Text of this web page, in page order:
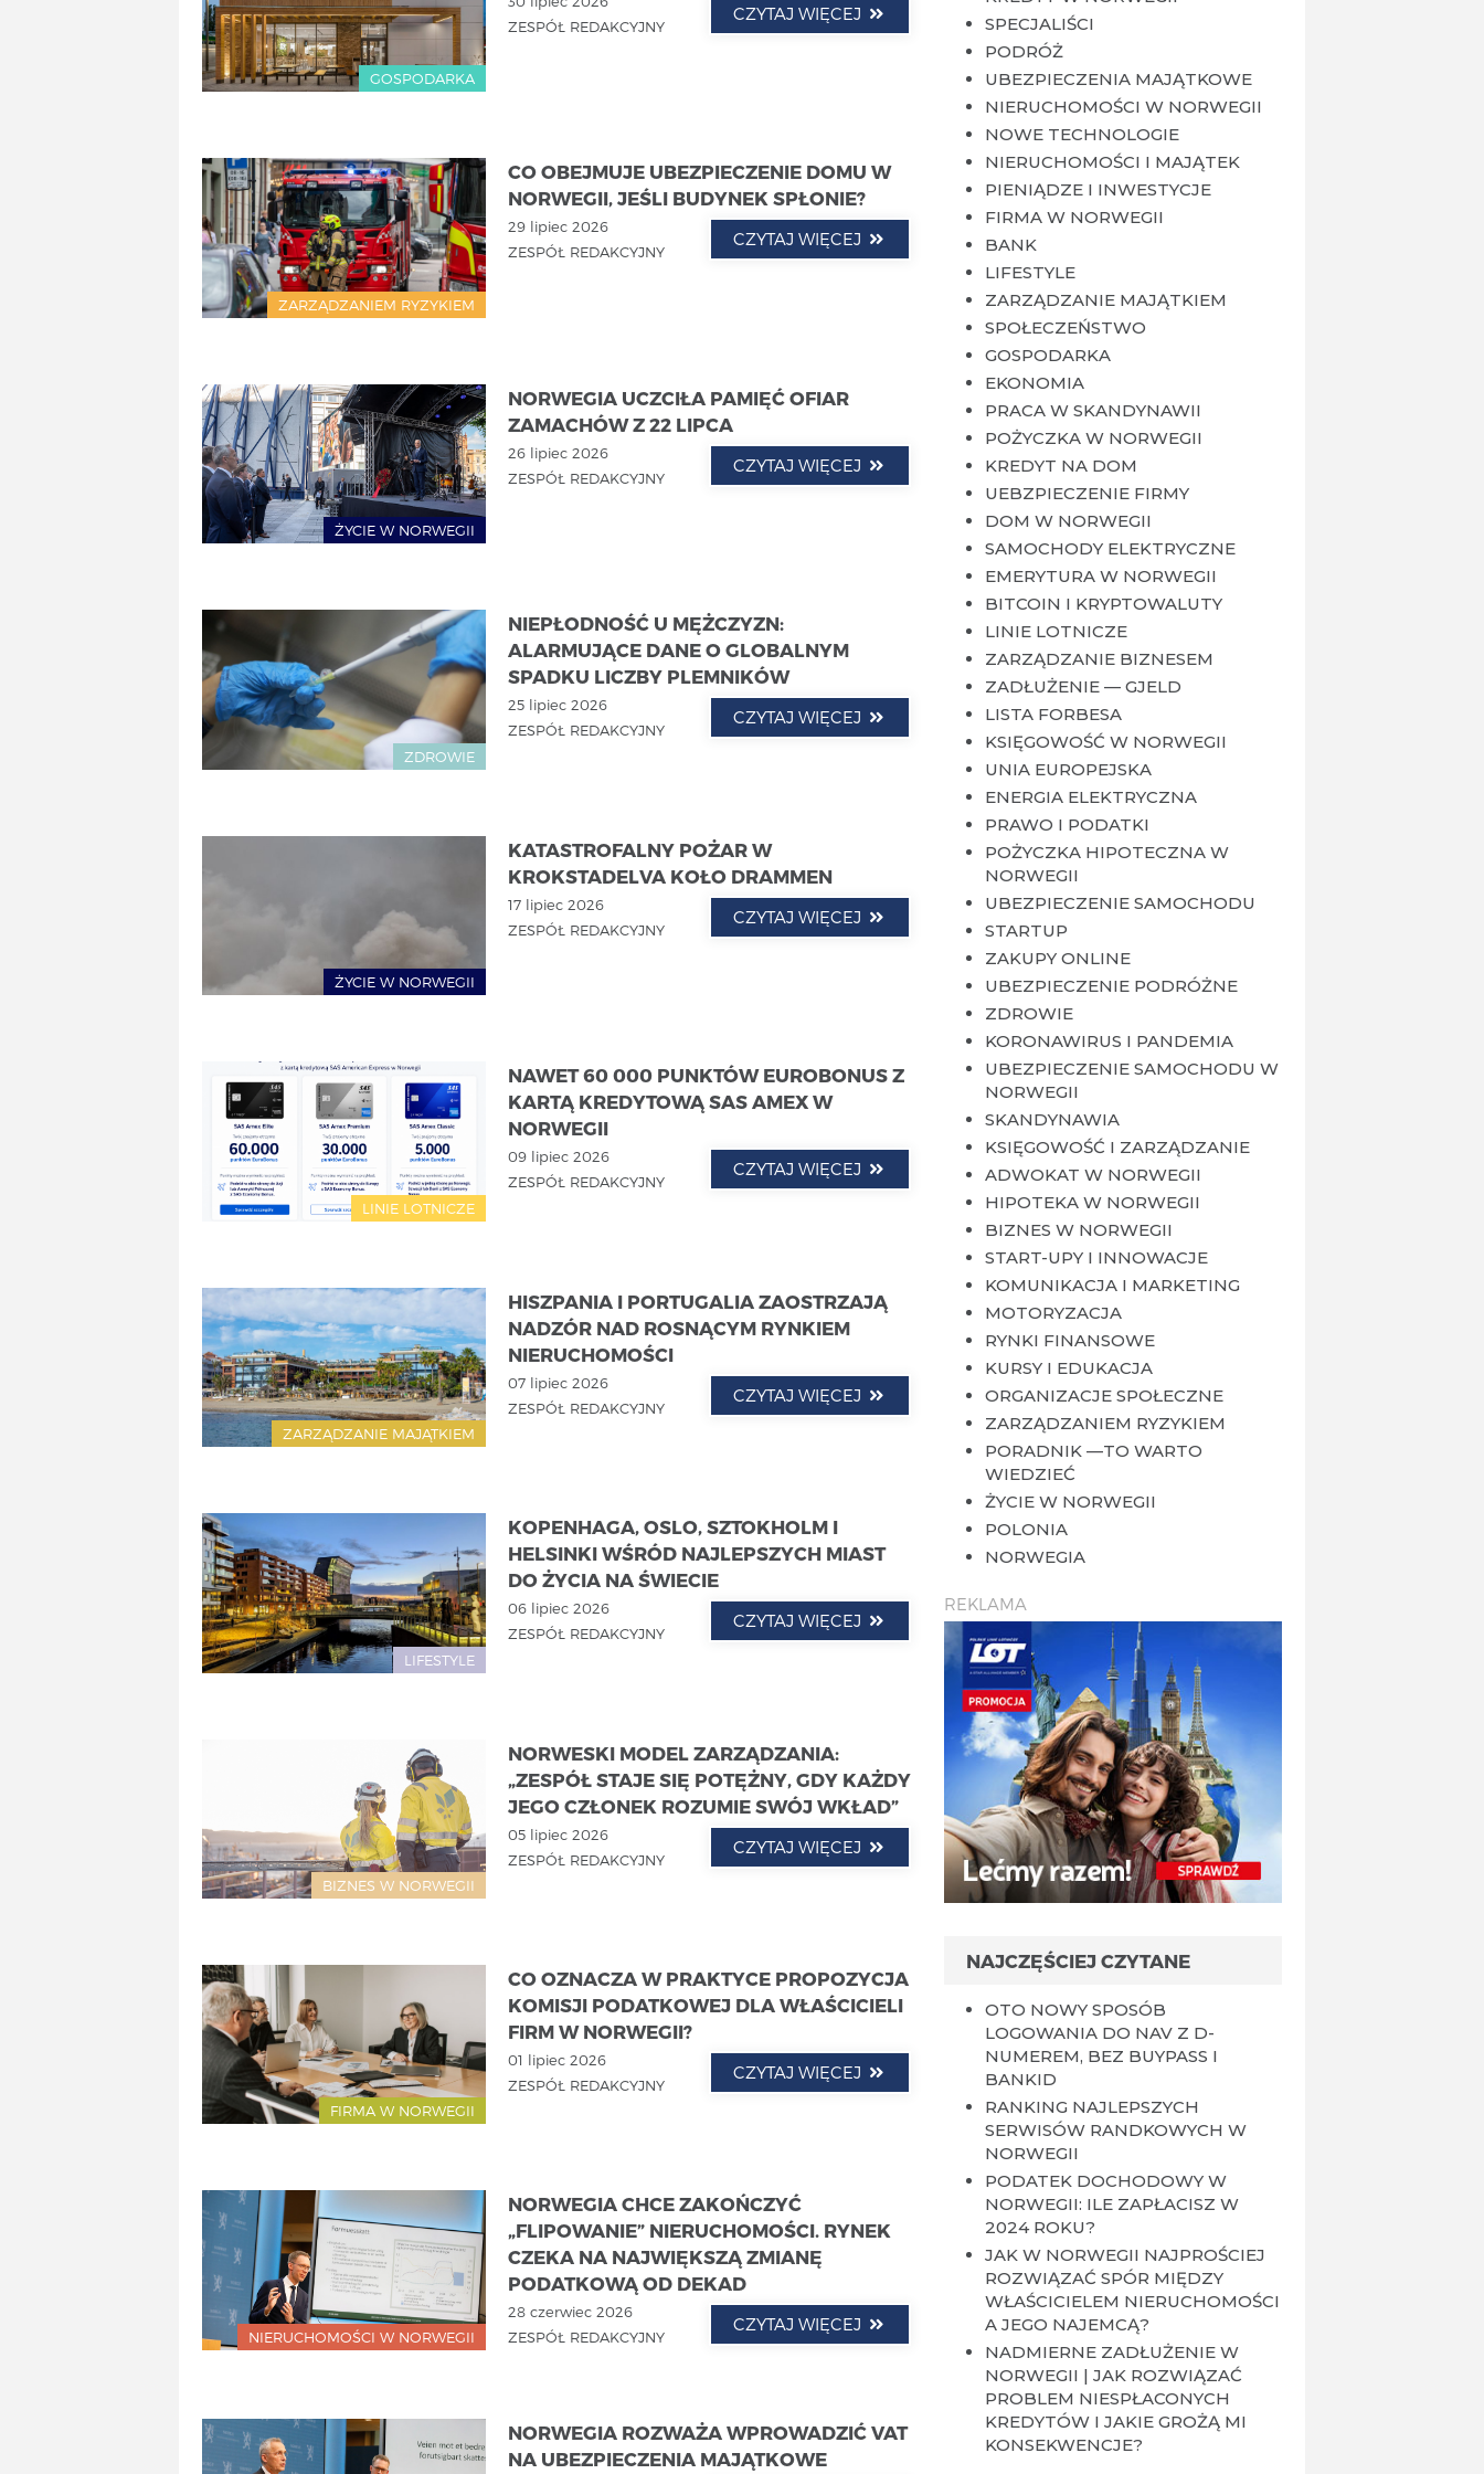
GOSPODARKA
ZESPÓŁ REDAKCYJNY
CZYTAJ WIĘCEJ
ZARZĄDZANIEM RYZYKIEM
CO OBEJMUJE UBEZPIECZENIE DOMU W
NORWEGII, JEŚLI BUDYNEK SPŁONIE?
29 lipiec 2026
ZESPÓŁ REDAKCYJNY
CZYTAJ WIĘCEJ
ŻYCIE W NORWEGII
NORWEGIA UCZCIŁA PAMIĘĆ OFIAR
ZAMACHÓW Z 22 LIPCA
26 lipiec 2026
ZESPÓŁ REDAKCYJNY
CZYTAJ WIĘCEJ
ZDROWIE
NIEPŁODNOŚĆ U MĘŻCZYZN:
ALARMUJĄCE DANE O GLOBALNYM
SPADKU LICZBY PLEMNIKÓW
25 lipiec 2026
ZESPÓŁ REDAKCYJNY
CZYTAJ WIĘCEJ
ŻYCIE W NORWEGII
KATASTROFALNY POŻAR W
KROKSTADELVA KOŁO DRAMMEN
17 lipiec 2026
ZESPÓŁ REDAKCYJNY
CZYTAJ WIĘCEJ
LINIE LOTNICZE
NAWET 60 000 PUNKTÓW EUROBONUS Z
KARTĄ KREDYTOWĄ SAS AMEX W
NORWEGII
09 lipiec 2026
ZESPÓŁ REDAKCYJNY
CZYTAJ WIĘCEJ
ZARZĄDZANIE MAJĄTKIEM
HISZPANIA I PORTUGALIA ZAOSTRZAJĄ
NADZÓR NAD ROSNĄCYM RYNKIEM
NIERUCHOMOŚCI
07 lipiec 2026
ZESPÓŁ REDAKCYJNY
CZYTAJ WIĘCEJ
LIFESTYLE
KOPENHAGA, OSLO, SZTOKHOLM I
HELSINKI WŚRÓD NAJLEPSZYCH MIAST
DO ŻYCIA NA ŚWIECIE
06 lipiec 2026
ZESPÓŁ REDAKCYJNY
CZYTAJ WIĘCEJ
BIZNES W NORWEGII
NORWESKI MODEL ZARZĄDZANIA:
„ZESPÓŁ STAJE SIĘ POTĘŻNY, GDY KAŻDY
JEGO CZŁONEK ROZUMIE SWÓJ WKŁAD”
05 lipiec 2026
ZESPÓŁ REDAKCYJNY
CZYTAJ WIĘCEJ
FIRMA W NORWEGII
CO OZNACZA W PRAKTYCE PROPOZYCJA
KOMISJI PODATKOWEJ DLA WŁAŚCICIELI
FIRM W NORWEGII?
01 lipiec 2026
ZESPÓŁ REDAKCYJNY
CZYTAJ WIĘCEJ
NIERUCHOMOŚCI W NORWEGII
NORWEGIA CHCE ZAKOŃCZYĆ
„FLIPOWANIE” NIERUCHOMOŚCI. RYNEK
CZEKA NA NAJWIĘKSZĄ ZMIANĘ
PODATKOWĄ OD DEKAD
28 czerwiec 2026
ZESPÓŁ REDAKCYJNY
CZYTAJ WIĘCEJ
NORWEGIA ROZWAŻA WPROWADZIĆ VAT
NA UBEZPIECZENIA MAJĄTKOWE
SPECJALIŚCI
PODRÓŻ
UBEZPIECZENIA MAJĄTKOWE
NIERUCHOMOŚCI W NORWEGII
NOWE TECHNOLOGIE
NIERUCHOMOŚCI I MAJĄTEK
PIENIĄDZE I INWESTYCJE
FIRMA W NORWEGII
BANK
LIFESTYLE
ZARZĄDZANIE MAJĄTKIEM
SPOŁECZEŃSTWO
GOSPODARKA
EKONOMIA
PRACA W SKANDYNAWII
POŻYCZKA W NORWEGII
KREDYT NA DOM
UEBZPIECZENIE FIRMY
DOM W NORWEGII
SAMOCHODY ELEKTRYCZNE
EMERYTURA W NORWEGII
BITCOIN I KRYPTOWALUTY
LINIE LOTNICZE
ZARZĄDZANIE BIZNESEM
ZADŁUŻENIE — GJELD
LISTA FORBESA
KSIĘGOWOŚĆ W NORWEGII
UNIA EUROPEJSKA
ENERGIA ELEKTRYCZNA
PRAWO I PODATKI
POŻYCZKA HIPOTECZNA W
NORWEGII
UBEZPIECZENIE SAMOCHODU
STARTUP
ZAKUPY ONLINE
UBEZPIECZENIE PODRÓŻNE
ZDROWIE
KORONAWIRUS I PANDEMIA
UBEZPIECZENIE SAMOCHODU W
NORWEGII
SKANDYNAWIA
KSIĘGOWOŚĆ I ZARZĄDZANIE
ADWOKAT W NORWEGII
HIPOTEKA W NORWEGII
BIZNES W NORWEGII
START-UPY I INNOWACJE
KOMUNIKACJA I MARKETING
MOTORYZACJA
RYNKI FINANSOWE
KURSY I EDUKACJA
ORGANIZACJE SPOŁECZNE
ZARZĄDZANIEM RYZYKIEM
PORADNIK —TO WARTO
WIEDZIEĆ
ŻYCIE W NORWEGII
POLONIA
NORWEGIA
REKLAMA
NAJCZĘŚCIEJ CZYTANE
OTO NOWY SPOSÓB
LOGOWANIA DO NAV Z D-
NUMEREM, BEZ BUYPASS I
BANKID
RANKING NAJLEPSZYCH
SERWISÓW RANDKOWYCH W
NORWEGII
PODATEK DOCHODOWY W
NORWEGII: ILE ZAPŁACISZ W
2024 ROKU?
JAK W NORWEGII NAJPROŚCIEJ
ROZWIĄZAĆ SPÓR MIĘDZY
WŁAŚCICIELEM NIERUCHOMOŚCI
A JEGO NAJEMCĄ?
NADMIERNE ZADŁUŻENIE W
NORWEGII | JAK ROZWIĄZAĆ
PROBLEM NIESPŁACONYCH
KREDYTÓW I JAKIE GROŻĄ MI
KONSEKWENCJE?